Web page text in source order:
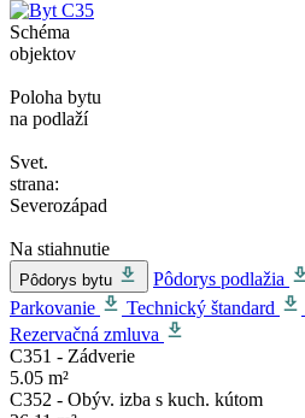
Schéma
objektov
Poloha bytu
na podlaží
Svet.
strana:
Severozápad
Na stiahnutie
Pôdorys bytu Pôdorys podlažia
Parkovanie
Technický štandard
Rezervačná zmluva
C351 - Zádverie
5.05 m²
C352 - Obýv. izba s kuch. kútom